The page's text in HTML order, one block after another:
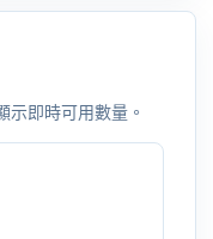
示即時可用數量。